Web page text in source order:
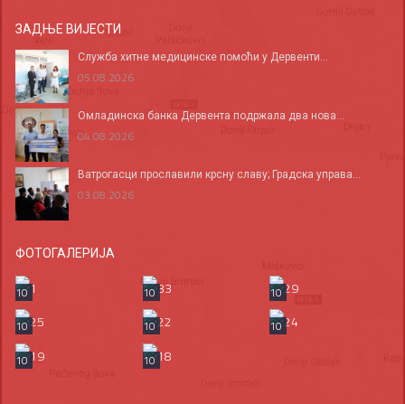
ЗАДЊЕ ВИЈЕСТИ
Служба хитне медицинске помоћи у Дервенти...
05.08.2026
Омладинска банка Дервента подржала два нова...
04.08.2026
Ватрогасци прославили крсну славу; Градска управа...
03.08.2026
ФОТОГАЛЕРИЈА
10 10
10
10
10
10
10
10